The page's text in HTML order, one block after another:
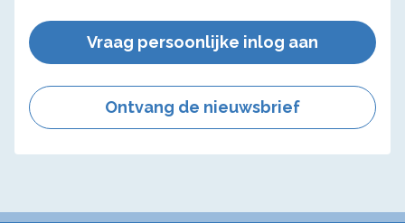
Vraag persoonlijke inlog aan
Ontvang de nieuwsbrief